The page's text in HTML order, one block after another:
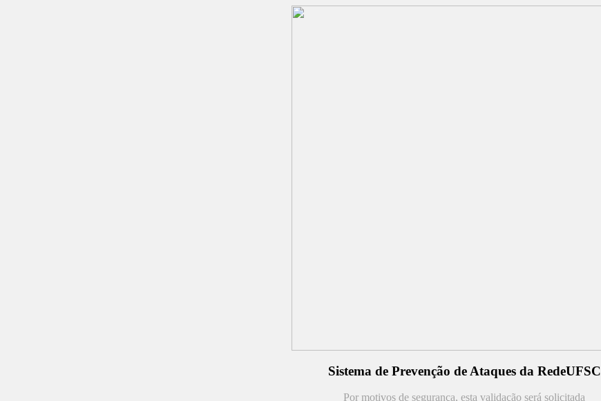
Sistema de Prevenção de Ataques da RedeUFSC
Por motivos de segurança, esta validação será solicitada